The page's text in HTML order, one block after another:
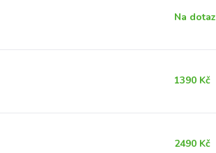
Na dotaz
1390 Kč
2490 Kč